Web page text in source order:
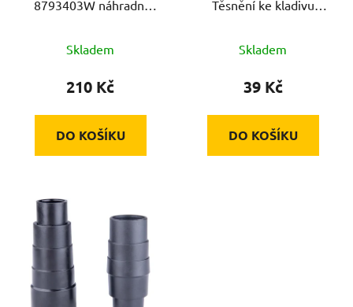
8793403W náhradní
Skladem
210 Kč
DO KOŠÍKU
Těsnění ke kladivu
Skladem
39 Kč
DO KOŠÍKU